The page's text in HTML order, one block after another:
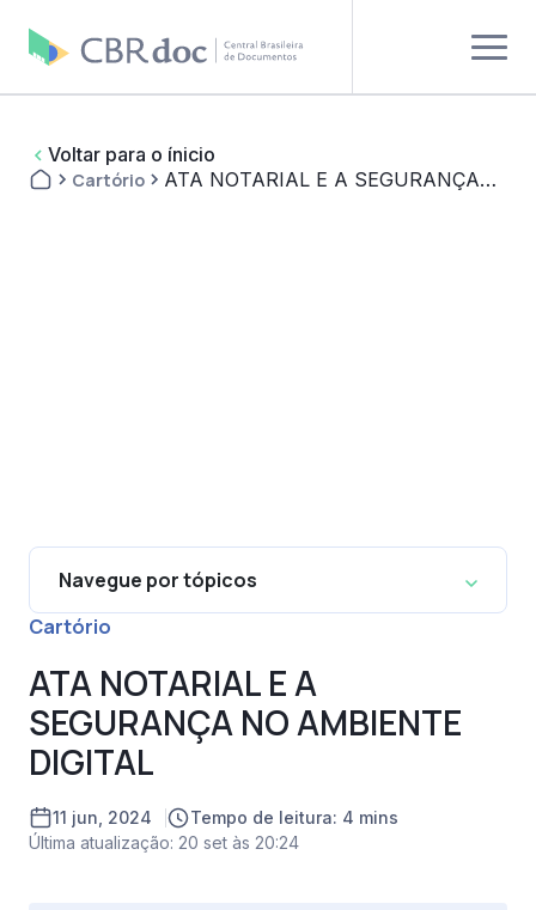
Cartório
ATA NOTARIAL E A SEGURANÇA
Voltar para o ínicio
Navegue por tópicos
Cartório
ATA NOTARIAL E A
SEGURANÇA NO AMBIENTE
DIGITAL
11 jun, 2024
Tempo de leitura: 4 mins
Última atualização: 20 set às 20:24